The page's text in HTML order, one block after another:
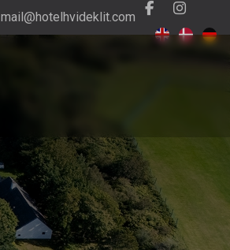
mail@hotelhvideklit.com